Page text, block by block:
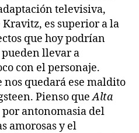
televisiva,
es superior a la
que hoy podrían
llevar a
con el personaje.
quedará ese maldito
Pienso queAlta
antonomasia del
amorosas y el